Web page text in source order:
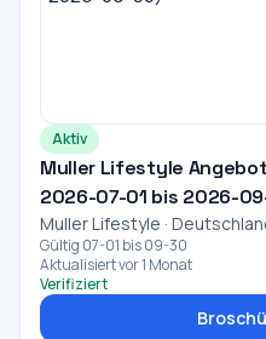
Aktiv
Muller Lifestyle
2026-07-01 bis 2026-
Muller Lifestyle ·
Gültig 07-01 bis 09-30
Aktualisiert vor 1 Monat
Verifiziert